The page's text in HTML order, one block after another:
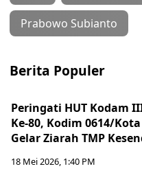
Prabowo Subianto
Berita Populer
Peringati HUT Kodam
Ke-80, Kodim 0614/
Gelar Ziarah TMP
18 Mei 2026, 1:40 PM